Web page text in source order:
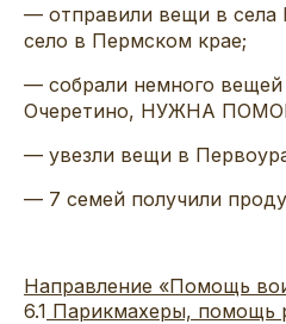
— отправили вещи в села
село в Пермском крае;
— собрали немного
Очеретино, НУЖНА
— увезли вещи в
— 7 семей получили
Направление «Помощь
6.1 Парикмахеры, помощь